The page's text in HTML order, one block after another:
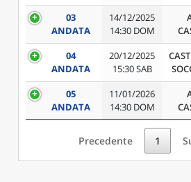
03
ANDATA
14/12/2025
14:30 DOM
04
ANDATA
20/12/2025
15:30 SAB
05
ANDATA
11/01/2026
14:30 DOM
Precedente 1